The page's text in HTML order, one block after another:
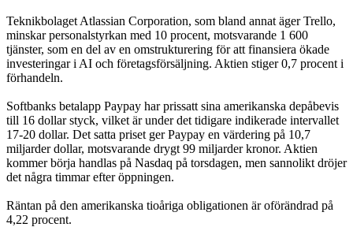
Teknikbolaget Atlassian Corporation, som bland annat äger Trello,
minskar personalstyrkan med 10 procent, motsvarande 1 600
tjänster, som en del av en omstrukturering för att finansiera ökade
investeringar i AI och företagsförsäljning. Aktien stiger 0,7 procent i
förhandeln.
Softbanks betalapp Paypay har prissatt sina amerikanska depåbevis
till 16 dollar styck, vilket är under det tidigare indikerade intervallet
17-20 dollar. Det satta priset ger Paypay en värdering på 10,7
miljarder dollar, motsvarande drygt 99 miljarder kronor. Aktien
kommer börja handlas på Nasdaq på torsdagen, men sannolikt dröjer
det några timmar efter öppningen.
Räntan på den amerikanska tioåriga obligationen är oförändrad på
4,22 procent.